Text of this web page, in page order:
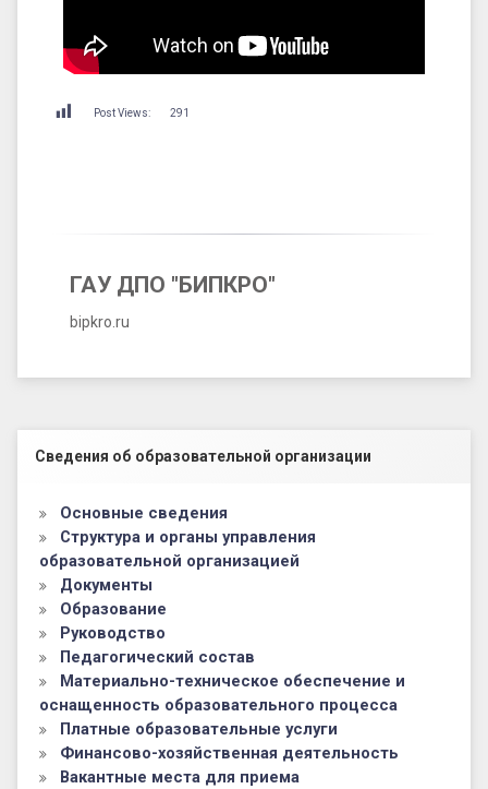
Post Views: 291
ГАУ ДПО "БИПКРО"
bipkro.ru
Левый сайдбар
Сведения об образовательной организации
Основные сведения
Структура и органы управления
образовательной организацией
Документы
Образование
Руководство
Педагогический состав
Материально-техническое обеспечение и
оснащенность образовательного процесса
Платные образовательные услуги
Финансово-хозяйственная деятельность
Вакантные места для приема